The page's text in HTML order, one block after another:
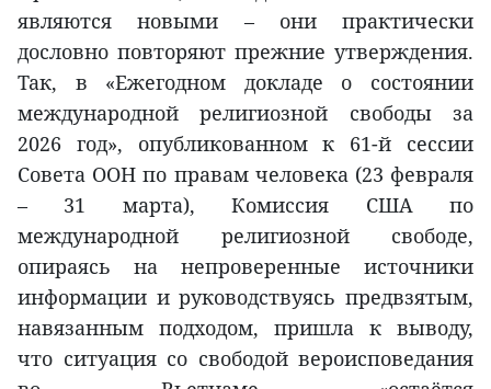
являются новыми – они практически
дословно повторяют прежние утверждения.
Так, в «Ежегодном докладе о состоянии
международной религиозной свободы за
2026 год», опубликованном к 61-й сессии
Совета ООН по правам человека (23 февраля
– 31 марта), Комиссия США по
международной религиозной свободе,
опираясь на непроверенные источники
информации и руководствуясь предвзятым,
навязанным подходом, пришла к выводу,
что ситуация со свободой вероисповедания